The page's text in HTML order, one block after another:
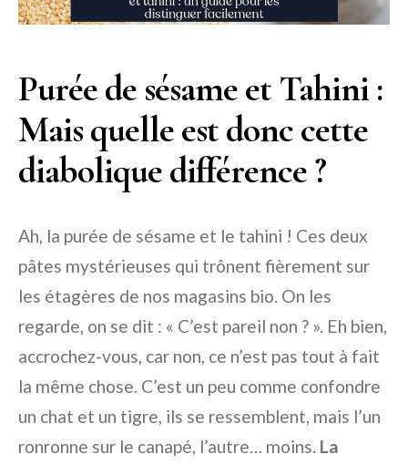
Purée de sésame et Tahini :
Mais quelle est donc cette
diabolique différence ?
Ah, la purée de sésame et le tahini ! Ces deux
pâtes mystérieuses qui trônent fièrement sur
les étagères de nos magasins bio. On les
regarde, on se dit : « C’est pareil non ? ». Eh bien,
accrochez-vous, car non, ce n’est pas tout à fait
la même chose. C’est un peu comme confondre
un chat et un tigre, ils se ressemblent, mais l’un
ronronne sur le canapé, l’autre… moins. La